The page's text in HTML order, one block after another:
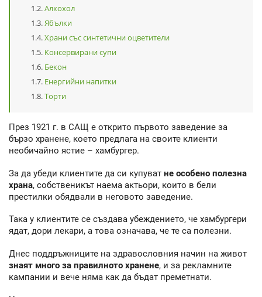
Алкохол
Ябълки
Храни със синтетични оцветители
Консервирани супи
Бекон
Енергийни напитки
Торти
През 1921 г. в САЩ е открито първото заведение за
бързо хранене, което предлага на своите клиенти
необичайно ястие – хамбургер.
За да убеди клиентите да си купуват не особено полезна
храна, собственикът наема актьори, които в бели
престилки обядвали в неговото заведение.
Така у клиентите се създава убеждението, че хамбургери
ядат, дори лекари, а това означава, че те са полезни.
Днес поддръжниците на здравословния начин на живот
знаят много за правилното хранене, и за рекламните
кампании и вече няма как да бъдат преметнати.